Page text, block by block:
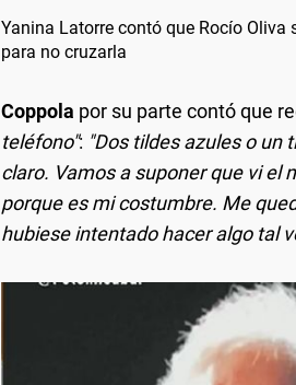
Yanina Latorre contó que Rocío Oliva
para no cruzarla
Coppola por su parte contó que
teléfono": "Dos tildes azules o un
claro. Vamos a suponer que vi el
porque es mi costumbre. Me
hubiese intentado hacer algo tal